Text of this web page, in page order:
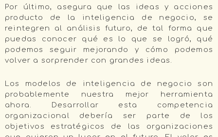
Por último, asegura que las ideas y acciones
producto de la inteligencia de negocio, se
reintegren al análisis futuro, de tal forma que
puedas conocer qué es lo que se logró, qué
podemos seguir mejorando y cómo podemos
volver a sorprender con grandes ideas.
Los modelos de inteligencia de negocio son
probablemente nuestra mejor herramienta
ahora. Desarrollar esta competencia
organizacional debería ser parte de los
objetivos estratégicos de las organizaciones